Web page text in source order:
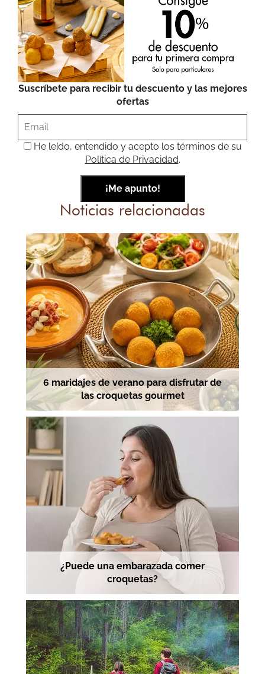
Suscríbete para recibir tu descuento y las mejores
ofertas
He leído, entendido y acepto los términos de su
Política de Privacidad.
Noticias relacionadas
6 maridajes de verano para disfrutar de
las croquetas gourmet
¿Puede una embarazada comer
croquetas?